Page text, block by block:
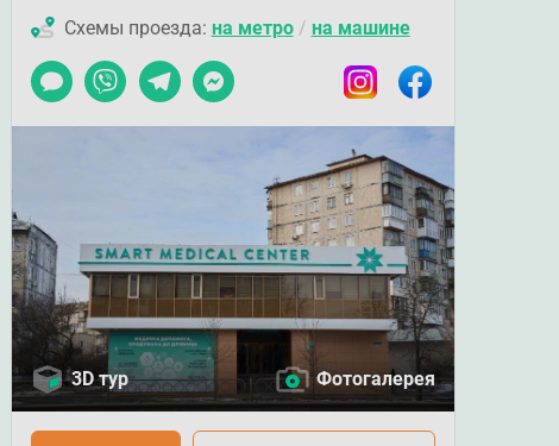
Схемы проезда: на метро/ на машине
Чат Viber TelegramMessenger InstagramFacebook
3D тур Фотогалерея